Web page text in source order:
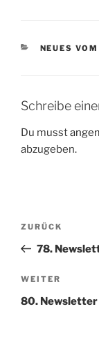
NEUES
Schreibe
Du musst
abzugeben.
Vorheriger
Beitrag
ZURÜCK
78.
Nächster
Beitrag
WEITER
80. Newsletter